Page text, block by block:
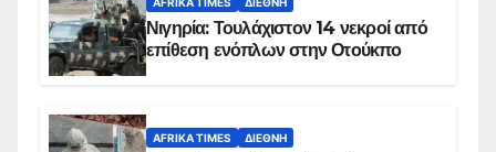
Νιγηρία: Τουλάχιστον 14 νεκροί από
επίθεση ενόπλων στην Οτούκπο
AFRIKA TIMES ΔΙΕΘΝΉ